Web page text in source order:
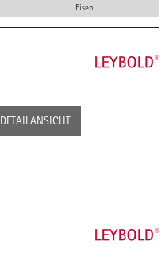
Eisen
DETAILANSICHT